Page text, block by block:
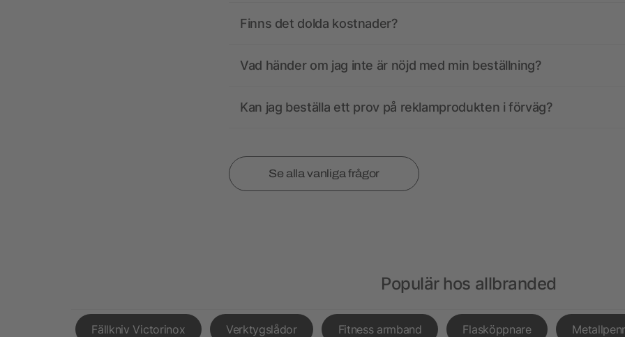
Finns det dolda kostnader?
Vad händer om jag inte är nöjd med min beställning?
Kan jag beställa ett prov på reklamprodukten i förväg?
Se alla vanliga frågor
Populär hos allbranded
Fällkniv Victorinox Verktygslådor Fitness armband Flasköppnare